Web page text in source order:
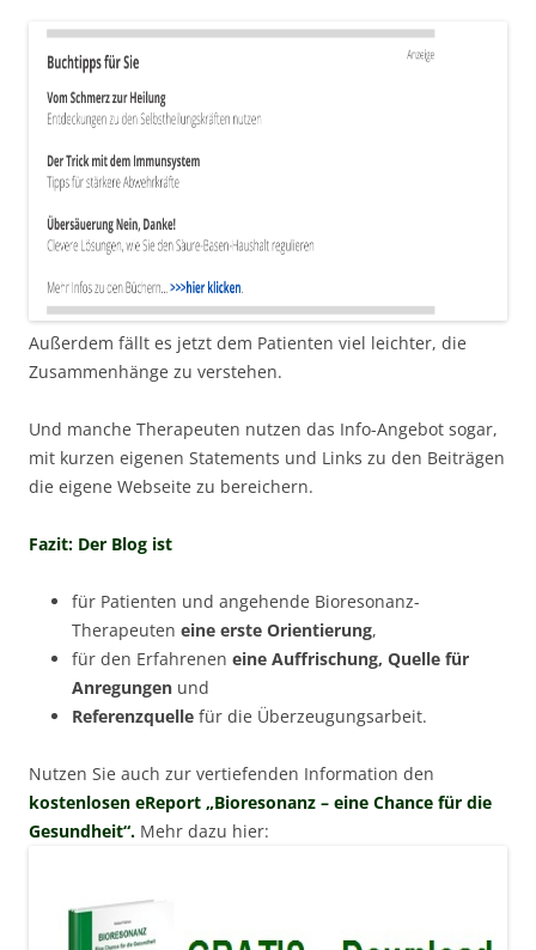
Außerdem fällt es jetzt dem Patienten viel leichter, die
Zusammenhänge zu verstehen.
Und manche Therapeuten nutzen das Info-Angebot sogar,
mit kurzen eigenen Statements und Links zu den Beiträgen
die eigene Webseite zu bereichern.
Fazit: Der Blog ist
für Patienten und angehende Bioresonanz-
Therapeuten eine erste Orientierung,
für den Erfahrenen eine Auffrischung, Quelle für
Anregungen und
Referenzquelle für die Überzeugungsarbeit.
Nutzen Sie auch zur vertiefenden Information den
kostenlosen eReport „Bioresonanz – eine Chance für die
Gesundheit“. Mehr dazu hier: